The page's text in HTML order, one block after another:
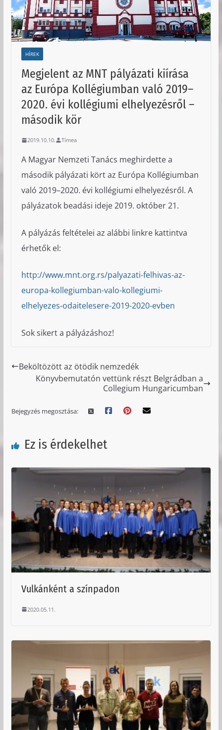
HÍREK
Megjelent az MNT pályázati kiírása
az Európa Kollégiumban való 2019–
2020. évi kollégiumi elhelyezésről –
második kör
2019.10.10. Tímea
A Magyar Nemzeti Tanács meghirdette a
második pályázati kört az Európa Kollégiumban
való 2019–2020. évi kollégiumi elhelyezésről. A
pályázatok beadási ideje 2019. október 21.
A pályázás feltételei az alábbi linkre kattintva
érhetők el:
http://www.mnt.org.rs/palyazati-felhivas-az-
europa-kollegiumban-valo-kollegiumi-
elhelyezes-odaitelesere-2019-2020-evben
Sok sikert a pályázáshoz!
Beköltözött az ötödik nemzedék
Könyvbemutatón vettünk részt Belgrádban a
Collegium Hungaricumban
Bejegyzés megosztása:
Ez is érdekelhet
Vulkánként a színpadon
2020.05.11.